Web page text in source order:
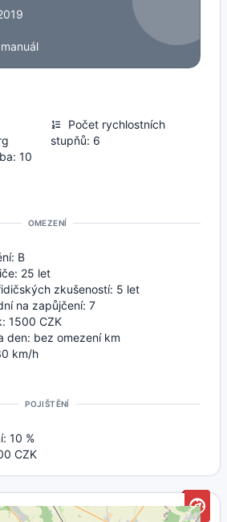
Počet rychlostních
stupňů: 6
10
OMEZENÍ
B
25 let
zkušeností: 5 let
na zapůjčení: 7
1500 CZK
den: bez omezení km
km/h
POJIŠTĚNÍ
10 %
CZK